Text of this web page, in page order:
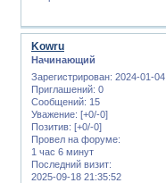
Kowru
Начинающий
Зарегистрирован: 2024-01-04
Приглашений: 0
Сообщений: 15
Уважение: [+0/-0]
Позитив: [+0/-0]
Провел на форуме:
1 час 6 минут
Последний визит:
2025-09-18 21:35:52